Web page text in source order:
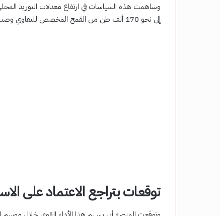
إلى نحو 170 ألف طن من القمح المخصص للتقاوي وصناعة المكرونة.
توقعات بتراجع الاعتماد على